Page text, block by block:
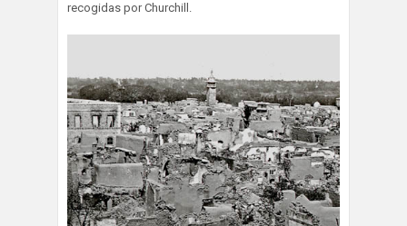
recogidas por Churchill.